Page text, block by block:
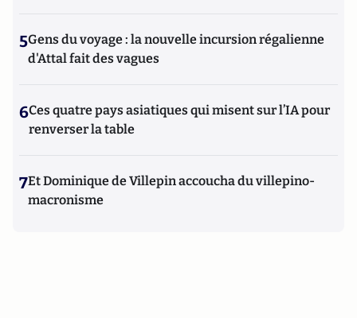
5Gens du voyage : la nouvelle incursion régalienne
d'Attal fait des vagues
6Ces quatre pays asiatiques qui misent sur l’IA pour
renverser la table
7Et Dominique de Villepin accoucha du villepino-
macronisme